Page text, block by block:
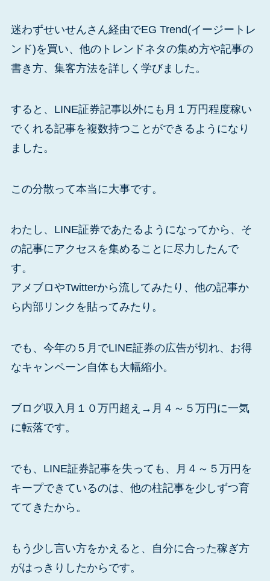
迷わずせいせんさん経由でEG Trend(イージートレ
ンド)を買い、他のトレンドネタの集め方や記事の
書き方、集客方法を詳しく学びました。
すると、LINE証券記事以外にも月１万円程度稼い
でくれる記事を複数持つことができるようになり
ました。
この分散って本当に大事です。
わたし、LINE証券であたるようになってから、そ
の記事にアクセスを集めることに尽力したんで
す。
アメブロやTwitterから流してみたり、他の記事か
ら内部リンクを貼ってみたり。
でも、今年の５月でLINE証券の広告が切れ、お得
なキャンペーン自体も大幅縮小。
ブログ収入月１０万円超え→月４～５万円に一気
に転落です。
でも、LINE証券記事を失っても、月４～５万円を
キープできているのは、他の柱記事を少しずつ育
ててきたから。
もう少し言い方をかえると、自分に合った稼ぎ方
がはっきりしたからです。